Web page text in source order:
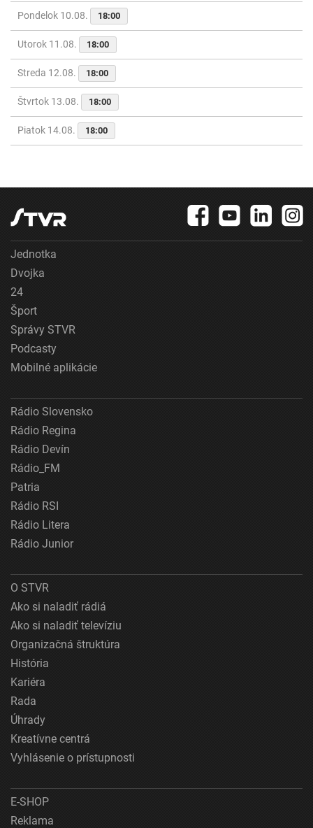
Pondelok 10.08. 18:00
Utorok 11.08. 18:00
Streda 12.08. 18:00
Štvrtok 13.08. 18:00
Piatok 14.08. 18:00
Jednotka
Dvojka
24
Šport
Správy STVR
Podcasty
Mobilné aplikácie
Rádio Slovensko
Rádio Regina
Rádio Devín
Rádio_FM
Patria
Rádio RSI
Rádio Litera
Rádio Junior
O STVR
Ako si naladiť rádiá
Ako si naladiť televíziu
Organizačná štruktúra
História
Kariéra
Rada
Úhrady
Kreatívne centrá
Vyhlásenie o prístupnosti
E-SHOP
Reklama